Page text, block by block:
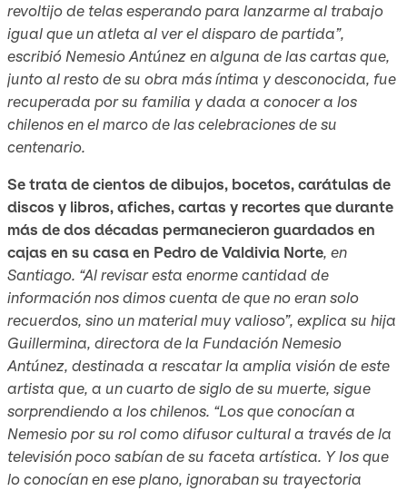
revoltijo de telas esperando para lanzarme al trabajo
igual que un atleta al ver el disparo de partida”,
escribió Nemesio Antúnez en alguna de las cartas que,
junto al resto de su obra más íntima y desconocida, fue
recuperada por su familia y dada a conocer a los
chilenos en el marco de las celebraciones de su
centenario.
Se trata de cientos de dibujos, bocetos, carátulas de
discos y libros, afiches, cartas y recortes que durante
más de dos décadas permanecieron guardados en
cajas en su casa en Pedro de Valdivia Norte, en
Santiago. “Al revisar esta enorme cantidad de
información nos dimos cuenta de que no eran solo
recuerdos, sino un material muy valioso”, explica su hija
Guillermina, directora de la Fundación Nemesio
Antúnez, destinada a rescatar la amplia visión de este
artista que, a un cuarto de siglo de su muerte, sigue
sorprendiendo a los chilenos. “Los que conocían a
Nemesio por su rol como difusor cultural a través de la
televisión poco sabían de su faceta artística. Y los que
lo conocían en ese plano, ignoraban su trayectoria